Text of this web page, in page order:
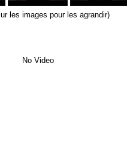
les images pour les agrandir)
No Video